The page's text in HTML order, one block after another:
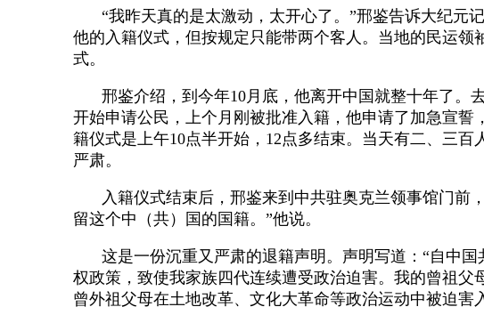
“我昨天真的是太激动，太开心了。”邢鉴告诉大纪元
他的入籍仪式，但按规定只能带两个客人。当地的民运领
式。
邢鉴介绍，到今年10月底，他离开中国就整十年了。
开始申请公民，上个月刚被批准入籍，他申请了加急宣誓
籍仪式是上午10点半开始，12点多结束。当天有二、三百
严肃。
入籍仪式结束后，邢鉴来到中共驻奥克兰领事馆门前
留这个中（共）国的国籍。”他说。
这是一份沉重又严肃的退籍声明。声明写道：“自中
权政策，致使我家族四代连续遭受政治迫害。我的曾祖父
曾外祖父母在土地改革、文化大革命等政治运动中被迫害